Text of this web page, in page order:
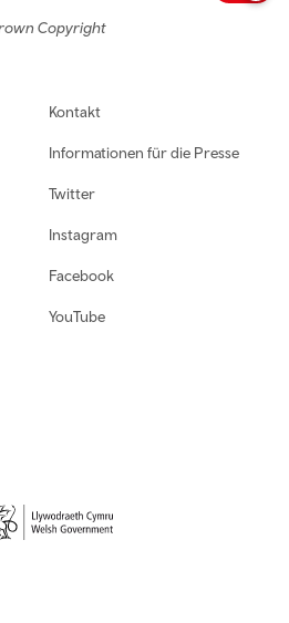
Copyright
Kontakt
Informationen für die Presse
Twitter
Instagram
Facebook
YouTube